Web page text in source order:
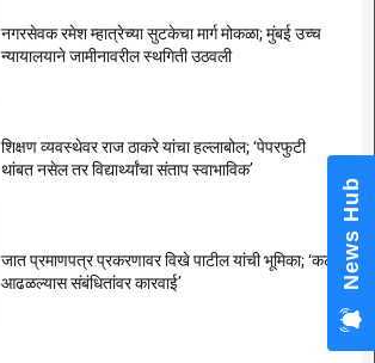
नगरसेवक रमेश म्हात्रेच्या सुटकेचा मार्ग मोकळा; मुंबई उच्च
न्यायालयाने जामीनावरील स्थगिती उठवली
शिक्षण व्यवस्थेवर राज ठाकरे यांचा हल्लाबोल; ‘पेपरफुटी
थांबत नसेल तर विद्यार्थ्यांचा संताप स्वाभाविक’
जात प्रमाणपत्र प्रकरणावर विखे पाटील यांची भूमिका; ‘कट
आढळल्यास संबंधितांवर कारवाई’
News Hub